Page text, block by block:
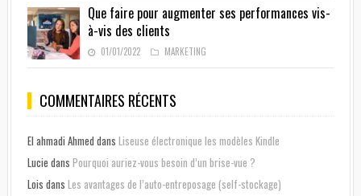
Que faire pour augmenter ses performances vis-
à-vis des clients
01/01/2022 MARKETING
COMMENTAIRES RÉCENTS
El ahmadi Ahmed dans Liseuse électronique les modèles Kindle
Lucie dans Pourquoi auriez-vous besoin d’un brise-vue ?
Lois dans Les avantages de l’auto-entreposage (self-stockage)